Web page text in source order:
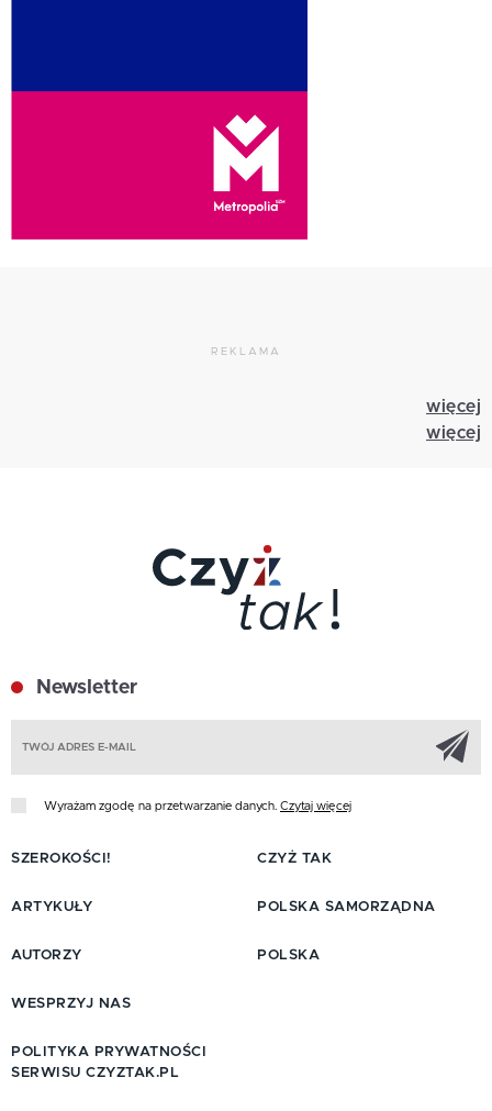
REKLAMA
więcej
więcej
Newsletter
Wyrażam zgodę na przetwarzanie danych. Czytaj więcej
SZEROKOŚCI!
ARTYKUŁY
AUTORZY
CZYŻ TAK
POLSKA SAMORZĄDNA
POLSKA
WESPRZYJ NAS
POLITYKA PRYWATNOŚCI
SERWISU CZYZTAK.PL